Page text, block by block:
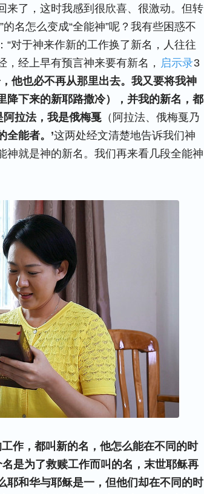
来了，这时我感到很欣喜、很激动。但转
名怎么变成“全能神”呢？我有些困惑不
对于神来作新的工作换了新名，人往往
经上早有预言神来要有新名， 启示录3
他也必不再从那里出去。我又要将我神
降下来的新耶路撒冷），并我的新名，都
阿拉法，我是俄梅戛 （阿拉法、俄梅戛乃
全能者。’这两处经文清楚地告诉我们神
神就是神的新名。我们再来看几段全能神
作，都叫新的名，他怎么能在不同的时
是为了救赎工作而叫的名，末世耶稣再
耶和华与耶稣是一，但他们却在不同的时